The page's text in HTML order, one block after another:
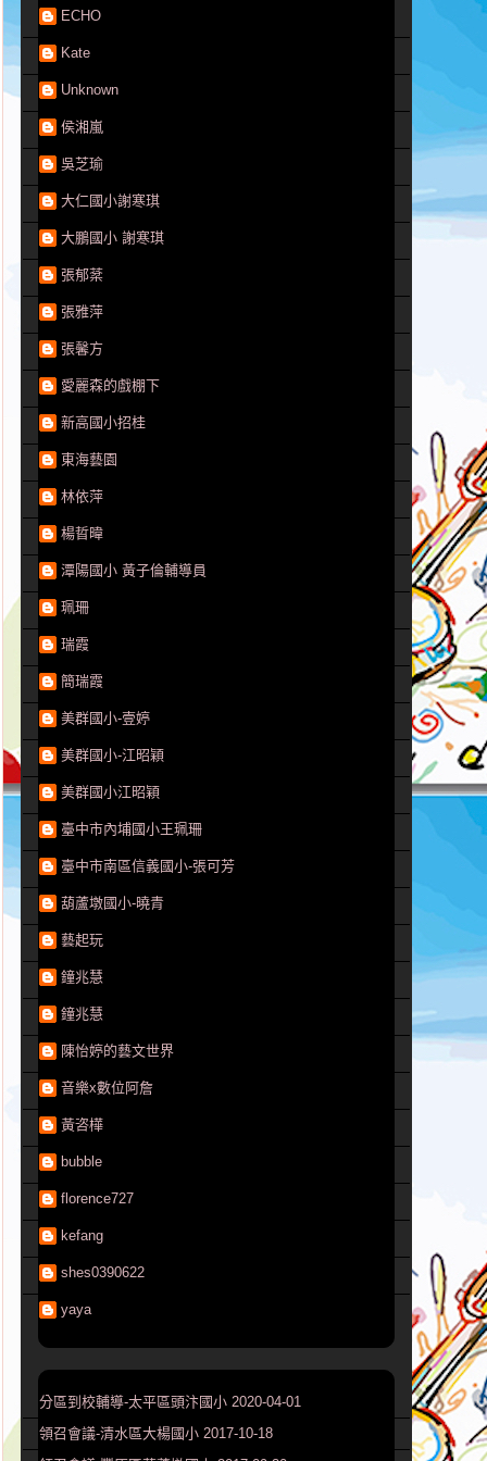
ECHO
Kate
Unknown
侯湘嵐
吳芝瑜
大仁國小謝寒琪
大鵬國小 謝寒琪
張郁棻
張雅萍
張馨方
愛麗森的戲棚下
新高國小招桂
東海藝園
林依萍
楊晢暐
潭陽國小 黃子倫輔導員
珮珊
瑞霞
簡瑞霞
美群國小-壹婷
美群國小-江昭穎
美群國小江昭穎
臺中市內埔國小王珮珊
臺中市南區信義國小-張可芳
葫蘆墩國小-曉青
藝起玩
鐘兆慧
鐘兆慧
陳怡婷的藝文世界
音樂x數位阿詹
黃咨樺
bubble
florence727
kefang
shes0390622
yaya
分區到校輔導-太平區頭汴國小 2020-04-01
領召會議-清水區大楊國小 2017-10-18